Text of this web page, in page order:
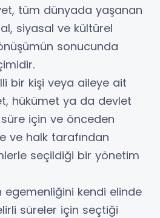
tüm dünyada yaşanan
siyasal ve kültürel
sonucunda
bir kişi veya aileye ait
hükümet ya da devlet
süre için ve önceden
ve halk tarafından
seçildiği bir yönetim
egemenliğini kendi elinde
süreler için seçtiği